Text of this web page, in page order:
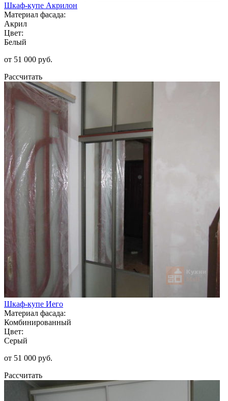
Шкаф-купе Акрилон
Материал фасада:
Акрил
Цвет:
Белый
от 51 000 руб.
Рассчитать
Шкаф-купе Иего
Материал фасада:
Комбинированный
Цвет:
Серый
от 51 000 руб.
Рассчитать